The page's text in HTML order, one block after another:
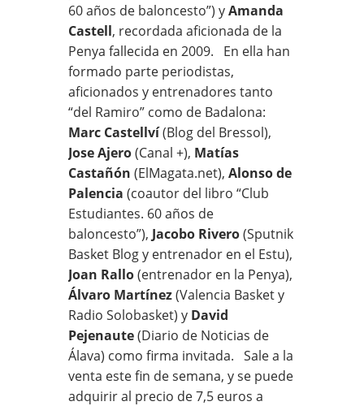
60 años de baloncesto”) yAmanda
Castell, recordada aficionada de la
Penya fallecida en 2009. En ella han
formado parte periodistas,
aficionados y entrenadores tanto
“del Ramiro” como de Badalona:
Marc Castellví(Blog del Bressol),
Jose Ajero(Canal +), Matías
Castañón (ElMagata.net), Alonso de
Palencia (coautor del libro “Club
Estudiantes. 60 años de
baloncesto”), Jacobo Rivero(Sputnik
Basket Blog y entrenador en el Estu),
Joan Rallo(entrenador en la Penya),
Álvaro Martínez(Valencia Basket y
Radio Solobasket) y David
Pejenaute(Diario de Noticias de
Álava) como firma invitada. Sale a la
venta este fin de semana, y se puede
adquirir al precio de 7,5 euros a